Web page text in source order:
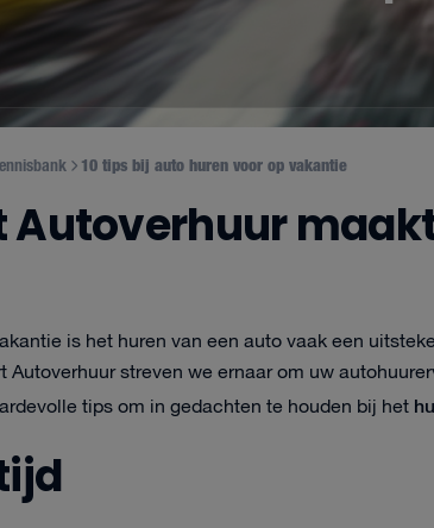
10 tips bij auto huren voor op vakantie
Autoverhuur
is het huren van een auto vaak een
Autoverhuur streven we ernaar om uw
tips om in gedachten te houden bij het